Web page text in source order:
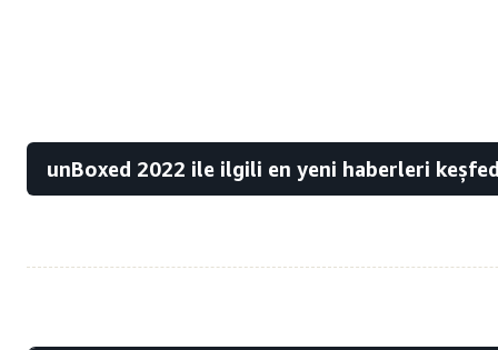
unBoxed 2022 ile ilgili en yeni haberleri